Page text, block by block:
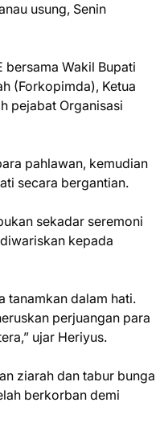
usung, Senin
bersama Wakil Bupati
(Forkopimda), Ketua
pejabat Organisasi
pahlawan, kemudian
secara bergantian.
sekadar seremoni
kepada
tanamkan dalam hati.
perjuangan para
ujar Heriyus.
ziarah dan tabur bunga
berkorban demi